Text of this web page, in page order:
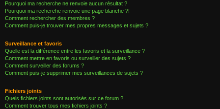
Pourquoi ma recherche ne renvoie aucun résultat ?
Pourquoi ma recherche renvoie une page blanche ?!
Comment rechercher des membres ?
Comment puis-je trouver mes propres messages et sujets ?
Surveillance et favoris
Quelle est la différence entre les favoris et la surveillance ?
Comment mettre en favoris ou surveiller des sujets ?
Comment surveiller des forums ?
Comment puis-je supprimer mes surveillances de sujets ?
Fichiers joints
Quels fichiers joints sont autorisés sur ce forum ?
Comment trouver tous mes fichiers joints ?